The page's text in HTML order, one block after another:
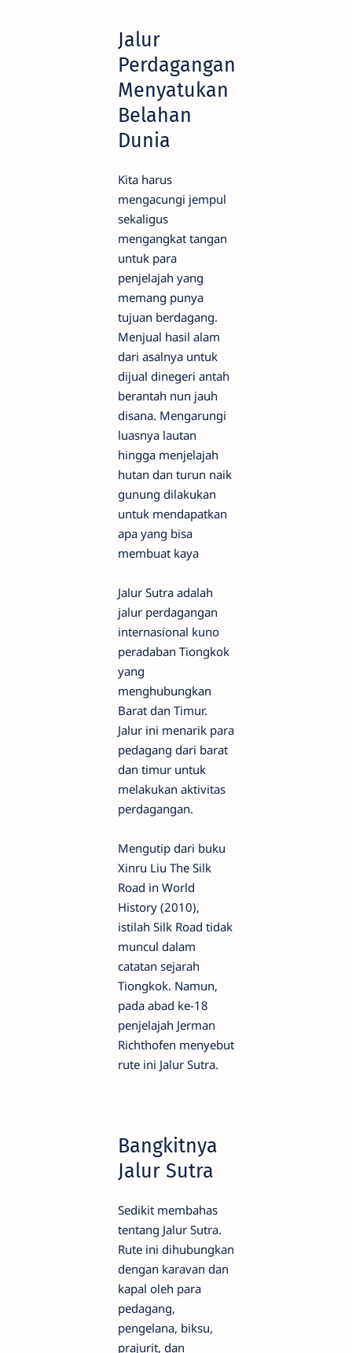
Jalur
Perdagangan
Menyatukan
Belahan
Dunia
Kita harus
mengacungi jempul
sekaligus
mengangkat tangan
untuk para
penjelajah yang
memang punya
tujuan berdagang.
Menjual hasil alam
dari asalnya untuk
dijual dinegeri antah
berantah nun jauh
disana. Mengarungi
luasnya lautan
hingga menjelajah
hutan dan turun naik
gunung dilakukan
untuk mendapatkan
apa yang bisa
membuat kaya
Jalur Sutra adalah
jalur perdagangan
internasional kuno
peradaban Tiongkok
yang
menghubungkan
Barat dan Timur.
Jalur ini menarik para
pedagang dari barat
dan timur untuk
melakukan aktivitas
perdagangan.
Mengutip dari buku
Xinru Liu The Silk
Road in World
History (2010),
istilah Silk Road tidak
muncul dalam
catatan sejarah
Tiongkok. Namun,
pada abad ke-18
penjelajah Jerman
Richthofen menyebut
rute ini Jalur Sutra.
Bangkitnya
Jalur Sutra
Sedikit membahas
tentang Jalur Sutra.
Rute ini dihubungkan
dengan karavan dan
kapal oleh para
pedagang,
pengelana, biksu,
prajurit, dan